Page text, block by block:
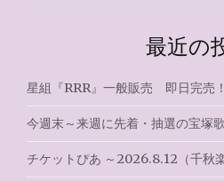
シ
ョ
ン
最近の
星組『RRR』一般販売 即日完売！
今週末～来週に先着・抽選の宝塚
チケットぴあ ～2026.8.12（千秋楽